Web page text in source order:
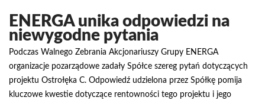
ENERGA unika odpowiedzi na
niewygodne pytania
Podczas Walnego Zebrania Akcjonariuszy Grupy ENERGA
organizacje pozarządowe zadały Spółce szereg pytań dotyczących
projektu Ostrołęka C. Odpowiedź udzielona przez Spółkę pomija
kluczowe kwestie dotyczące rentowności tego projektu i jego